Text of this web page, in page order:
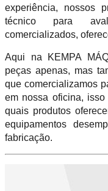
experiência, nossos
técnico para
comercializados,
Aqui na KEMPA
peças apenas, mas
que comercializamos
em nossa oficina,
quais produtos
equipamentos
fabricação.